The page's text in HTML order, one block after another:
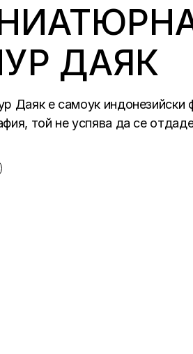
ДАЯК
Даяк е самоук
той не успява да се